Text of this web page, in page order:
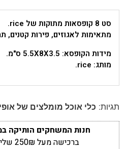
סט 8 קופסאות מתוקות של rice.
מתאימות לאגוזים, פירות קטנים,
מידות הקופסא: 5.5X8X3.5 ס"מ.
מותג: rice.
תגיות: כלי אוכל מומלצים של
חנות המשחקים הותיקה
ברכישה מעל 250₪ שליח עד הבית חינם